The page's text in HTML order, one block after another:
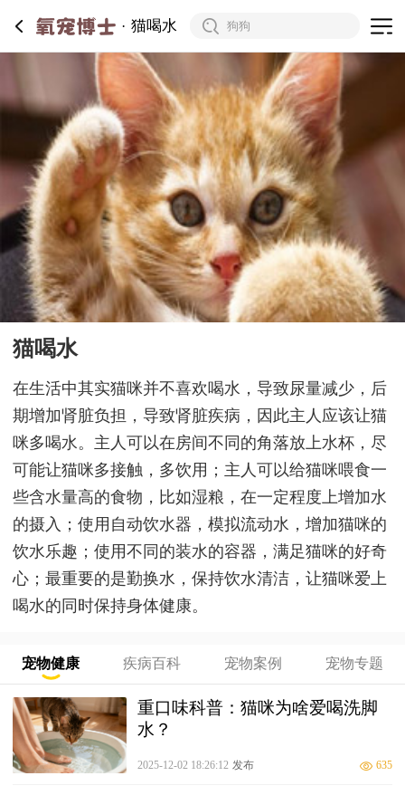
猫喝水
猫喝水
在生活中其实猫咪并不喜欢喝水，导致尿量减少，后
期增加肾脏负担，导致肾脏疾病，因此主人应该让猫
咪多喝水。主人可以在房间不同的角落放上水杯，尽
可能让猫咪多接触，多饮用；主人可以给猫咪喂食一
些含水量高的食物，比如湿粮，在一定程度上增加水
的摄入；使用自动饮水器，模拟流动水，增加猫咪的
饮水乐趣；使用不同的装水的容器，满足猫咪的好奇
心；最重要的是勤换水，保持饮水清洁，让猫咪爱上
喝水的同时保持身体健康。
宠物健康 疾病百科 宠物案例 宠物专题
重口味科普：猫咪为啥爱喝洗脚
水？
2025-12-02 18:26:12 发布 635